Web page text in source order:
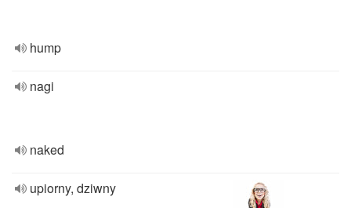
hump
nagi
naked
upiorny, dziwny